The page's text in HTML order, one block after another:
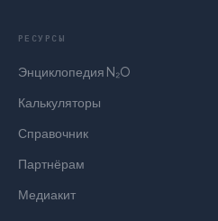
РЕСУРСЫ
Энциклопедия N₂O
Калькуляторы
Справочник
Партнёрам
Медиакит